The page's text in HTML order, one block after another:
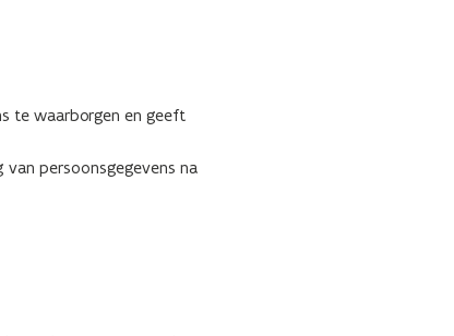
te waarborgen en geeft
van persoonsgegevens na